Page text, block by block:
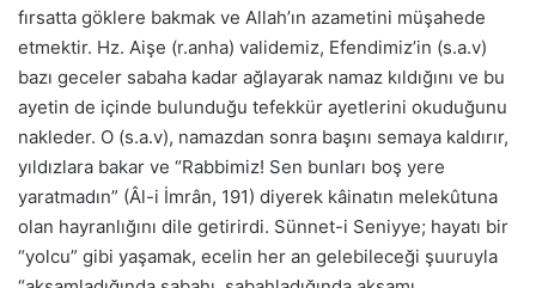
fırsatta göklere bakmak ve Allah’ın azametini müşahede
etmektir. Hz. Aişe (r.anha) validemiz, Efendimiz’in (s.a.v)
bazı geceler sabaha kadar ağlayarak namaz kıldığını ve bu
ayetin de içinde bulunduğu tefekkür ayetlerini okuduğunu
nakleder. O (s.a.v), namazdan sonra başını semaya kaldırır,
yıldızlara bakar ve “Rabbimiz! Sen bunları boş yere
yaratmadın” (Âl-i İmrân, 191) diyerek kâinatın melekûtuna
olan hayranlığını dile getirirdi. Sünnet-i Seniyye; hayatı bir
“yolcu” gibi yaşamak, ecelin her an gelebileceği şuuruyla